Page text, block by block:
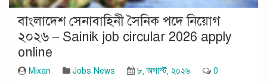
বাংলাদেশ সেনাবাহিনী সৈনিক পদে নিয়োগ
২০২৬ – Sainik job circular 2026 apply
online
Mixan Jobs News ৮, অগাস্ট, ২০২৬ 0